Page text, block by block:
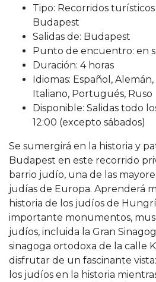
Tipo: Recorridos
Budapest
Salidas de: Budapest
Punto de encuentro: en
Duración: 4 horas
Idiomas: Español,
Italiano, Portugués, Ruso
Disponible: Salidas todo
12:00 (excepto sábados)
Se sumergirá en la historia y
Budapest en este recorrido
barrio judío, una de las
judías de Europa. Aprenderá
historia de los judíos de
importante monumentos,
judíos, incluida la Gran
sinagoga ortodoxa de la calle
disfrutar de un fascinante
los judíos en la historia